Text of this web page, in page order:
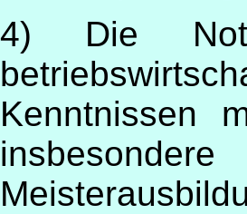
4) Die
Kenntnissen